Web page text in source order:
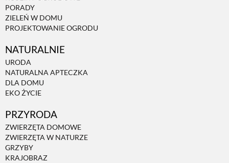
PORADY
ZIELEŃ W DOMU
PROJEKTOWANIE OGRODU
NATURALNIE
URODA
NATURALNA APTECZKA
DLA DOMU
EKO ŻYCIE
PRZYRODA
ZWIERZĘTA DOMOWE
ZWIERZĘTA W NATURZE
GRZYBY
KRAJOBRAZ